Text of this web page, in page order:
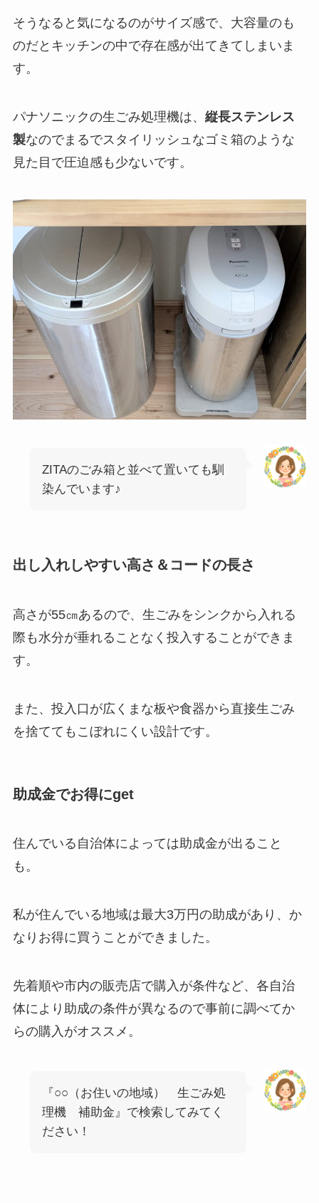
そうなると気になるのがサイズ感で、大容量のも
のだとキッチンの中で存在感が出てきてしまいま
す。
パナソニックの生ごみ処理機は、 縦長ステンレス
製なのでまるでスタイリッシュなゴミ箱のような
見た目で圧迫感も少ないです。
ZITAのごみ箱と並べて置いても馴
染んでいます♪
出し入れしやすい高さ＆コードの長さ
高さが55㎝あるので、生ごみをシンクから入れる
際も水分が垂れることなく投入することができま
す。
また、 投入口が広くまな板や食器から直接生ごみ
を捨ててもこぼれにくい設計です。
助成金でお得にget
住んでいる自治体によっては助成金が出ること
も 。
私が住んでいる地域は最大3万円の助成があり、か
なりお得に買うことができました。
先着順や市内の販売店で購入が条件など、各自治
体により助成の条件が異なるので事前に調べてか
らの購入がオススメ。
『○○（お住いの地域） 生ごみ処
理機 補助金』で検索してみてく
ださい！